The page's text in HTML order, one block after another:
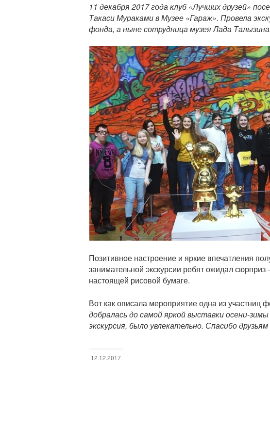
л
н
ы
й
т
е
к
с
т
п
у
б
л
и
к
а
ц
и
и
11 декабря 2017 года клуб «Лучших друзей»
Такаси Мураками в Музее «Гараж». Провела
фонда, а ныне сотрудница музея Лада
Позитивное настроение и яркие впечатления
занимательной экскурсии ребят ожидал сюрприз
настоящей рисовой бумаге.
Вот как описала мероприятие одна из участниц
добралась до самой яркой выставки осени-
экскурсия, было увлекательно. Спасибо
12.12.2017